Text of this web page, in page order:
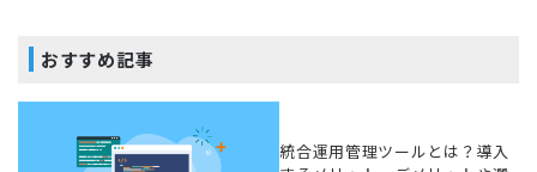
おすすめ記事
統合運用管理ツールとは？導入